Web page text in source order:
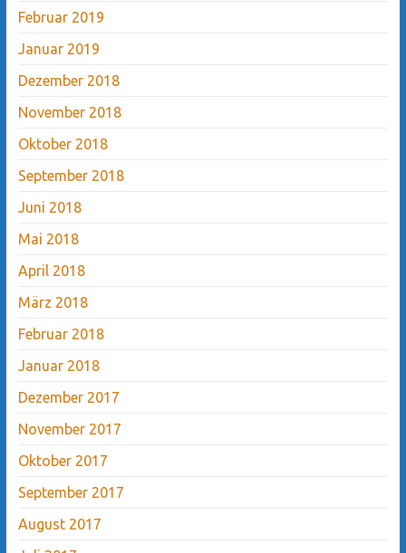
Februar 2019
Januar 2019
Dezember 2018
November 2018
Oktober 2018
September 2018
Juni 2018
Mai 2018
April 2018
März 2018
Februar 2018
Januar 2018
Dezember 2017
November 2017
Oktober 2017
September 2017
August 2017